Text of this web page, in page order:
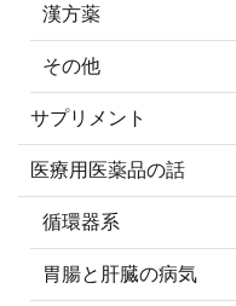
漢方薬
その他
サプリメント
医療用医薬品の話
循環器系
胃腸と肝臓の病気